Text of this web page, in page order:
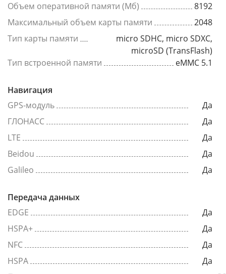
Объем оперативной памяти (Мб)
8192
Максимальный объем карты памяти
2048
Тип карты памяти
micro SDHC, micro SDXC,
microSD (TransFlash)
Тип встроенной памяти
eMMC 5.1
Навигация
GPS-модуль
Да
ГЛОНАСС
Да
LTE
Да
Beidou
Да
Galileo
Да
Передача данных
EDGE
Да
HSPA+
Да
NFC
Да
HSPA
Да